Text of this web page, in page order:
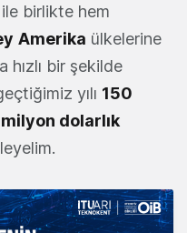
birlikte hem
Amerika ülkelerine
hızlı bir şekilde
yılı 150
dolarlık